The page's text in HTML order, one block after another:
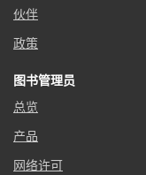
伙伴
政策
图书管理员
总览
产品
网络许可